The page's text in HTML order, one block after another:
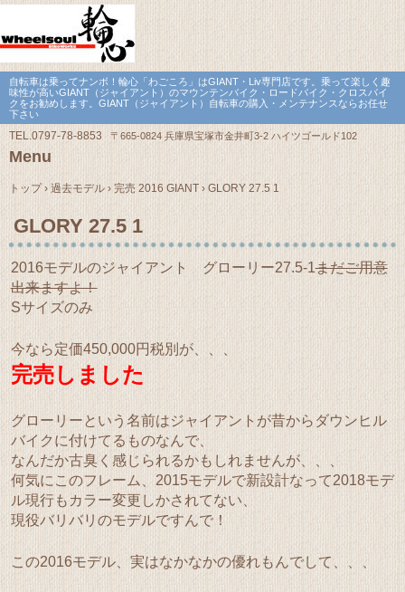
自転車は乗ってナンボ！輪心「わごころ」はGIANT・Liv専門店です。乗って楽しく趣
味性が高いGIANT（ジャイアント）のマウンテンバイク・ロードバイク・クロスバイ
クをお勧めします。GIANT（ジャイアント）自転車の購入・メンテナンスならお任せ
下さい
TEL.0797-78-8853 〒665-0824 兵庫県宝塚市金井町3-2 ハイツゴールド102
Menu
to
トップ › 過去モデル › 完売 2016 GIANT › GLORY 27.5 1
GLORY 27.5 1
2016モデルのジャイアント グローリー27.5-1まだご用意
出来ますよ！
Sサイズのみ
今なら定価450,000円税別が、、、
完売しました
グローリーという名前はジャイアントが昔からダウンヒル
バイクに付けてるものなんで、
なんだか古臭く感じられるかもしれませんが、、、
何気にこのフレーム、2015モデルで新設計なって2018モデ
ル現行もカラー変更しかされてない、
現役バリバリのモデルですんで！
この2016モデル、実はなかなかの優れもんでして、、、